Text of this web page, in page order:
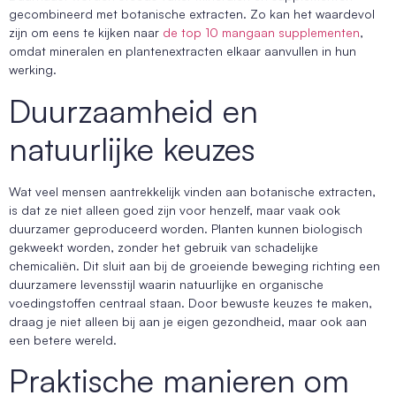
gecombineerd met botanische extracten. Zo kan het waardevol
zijn om eens te kijken naar de top 10 mangaan supplementen,
omdat mineralen en plantenextracten elkaar aanvullen in hun
werking.
Duurzaamheid en
natuurlijke keuzes
Wat veel mensen aantrekkelijk vinden aan botanische extracten,
is dat ze niet alleen goed zijn voor henzelf, maar vaak ook
duurzamer geproduceerd worden. Planten kunnen biologisch
gekweekt worden, zonder het gebruik van schadelijke
chemicaliën. Dit sluit aan bij de groeiende beweging richting een
duurzamere levensstijl waarin natuurlijke en organische
voedingstoffen centraal staan. Door bewuste keuzes te maken,
draag je niet alleen bij aan je eigen gezondheid, maar ook aan
een betere wereld.
Praktische manieren om